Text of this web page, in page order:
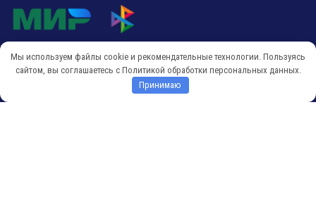
© 2018-2026 Мебель Салона Красоты
Мы используем файлы cookie и рекомендательные технологии. Пользуясь
сайтом, вы соглашаетесь с Политикой обработки персональных данных.
Принимаю